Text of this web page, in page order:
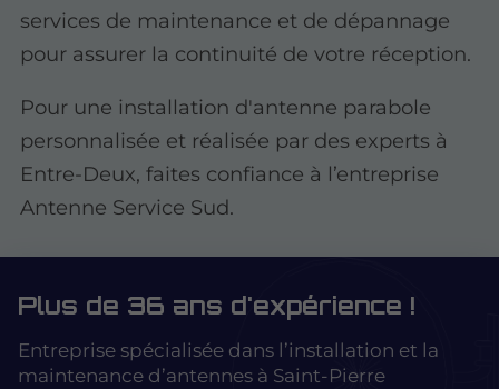
services de maintenance et de dépannage
pour assurer la continuité de votre réception.
Pour une installation d'antenne parabole
personnalisée et réalisée par des experts à
Entre-Deux, faites confiance à l’entreprise
Antenne Service Sud.
Plus de 36 ans d'expérience !
Entreprise spécialisée dans l’installation et la
maintenance d’antennes à Saint-Pierre